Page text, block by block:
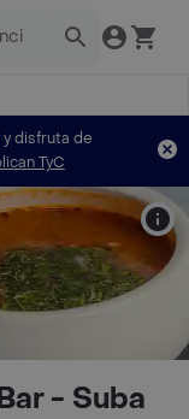
y disfruta de
TyC
- Suba